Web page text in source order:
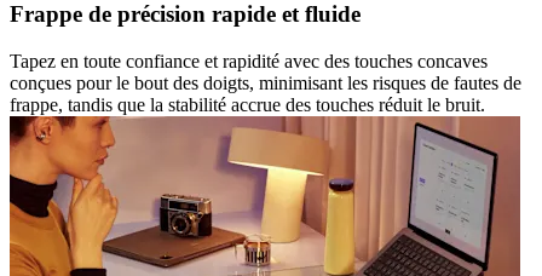
Frappe de précision rapide et fluide
Tapez en toute confiance et rapidité avec des touches concaves
conçues pour le bout des doigts, minimisant les risques de fautes de
frappe, tandis que la stabilité accrue des touches réduit le bruit.